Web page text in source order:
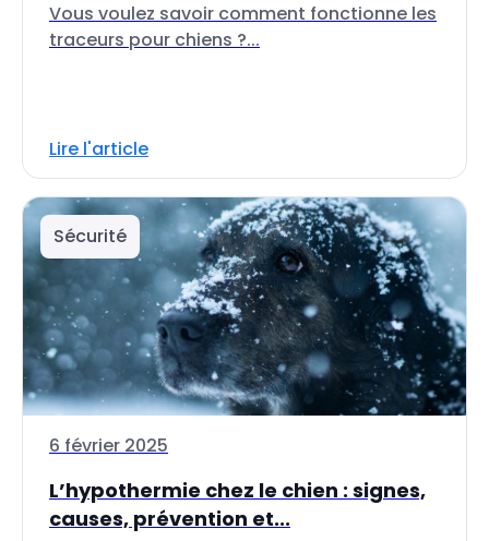
Vous voulez savoir comment fonctionne les
traceurs pour chiens ?...
Lire l'article
Sécurité
6 février 2025
L’hypothermie chez le chien : signes,
causes, prévention et...